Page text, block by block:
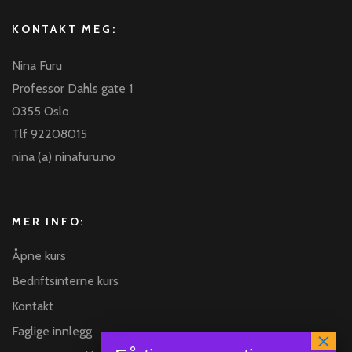
KONTAKT MEG:
Nina Furu
Professor Dahls gate 1
0355 Oslo
Tlf 92208015
nina (a) ninafuru.no
MER INFO:
Åpne kurs
Bedriftsinterne kurs
Kontakt
Faglige innlegg